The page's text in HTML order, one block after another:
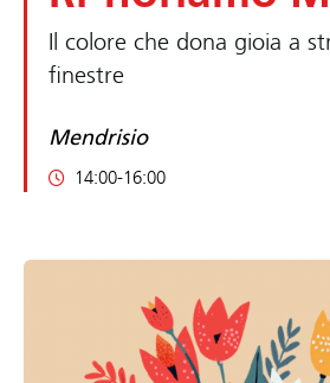
Il colore che dona gioia a
finestre
Mendrisio
14:00-16:00